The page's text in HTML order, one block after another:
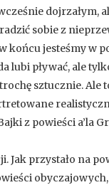
dojrzałym,
sobie z
końcu jesteśmy w
lubi pływać, ale
sztucznie. Ale
z powieści a’la
Jak przystało na